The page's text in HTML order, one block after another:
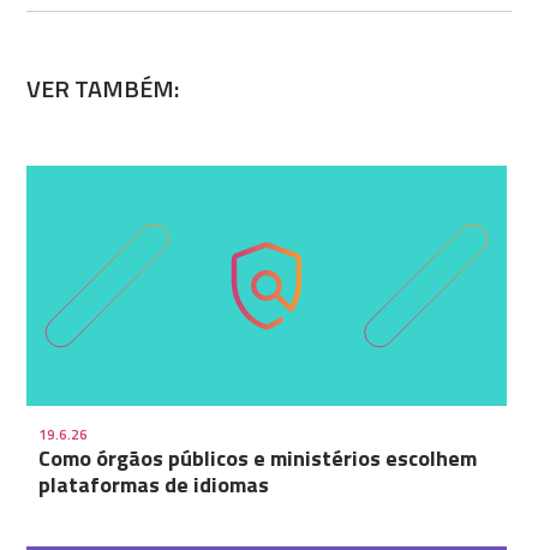
VER TAMBÉM:
19.6.26
Como órgãos públicos e ministérios escolhem
plataformas de idiomas